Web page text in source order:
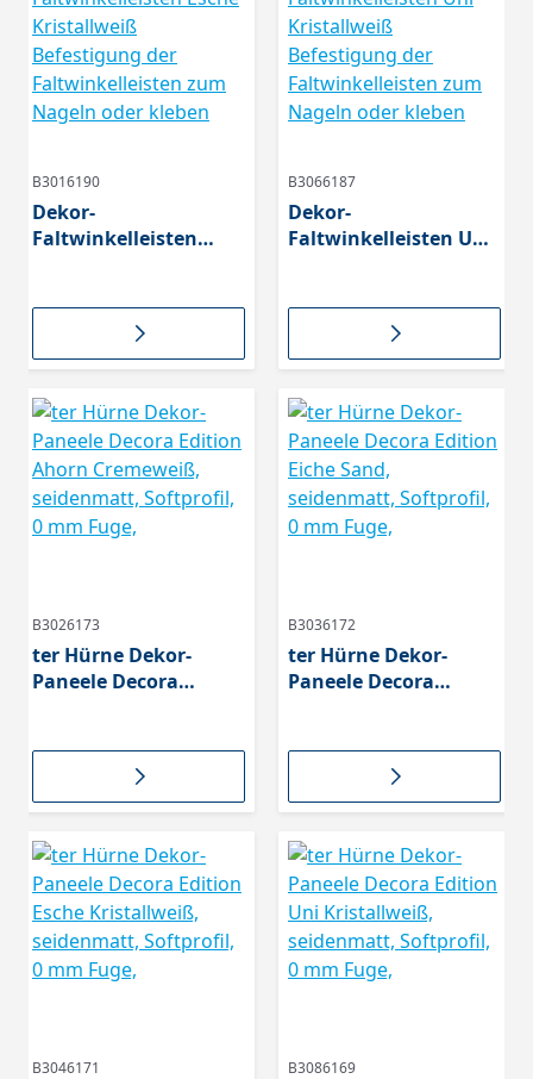
B3016190
Dekor-
Faltwinkelleisten
Faltwinkelleisten zum
Nageln oder kleben
B3066187
Dekor-
Faltwinkelleisten Uni
Faltwinkelleisten zum
Nageln oder kleben
B3026173
ter Hürne Dekor-
Paneele Decora
seidenmatt,
Softprofil, 0 mm Fuge,
B3036172
ter Hürne Dekor-
Paneele Decora
Softprofil, 0 mm Fuge,
B3046171 B3086169